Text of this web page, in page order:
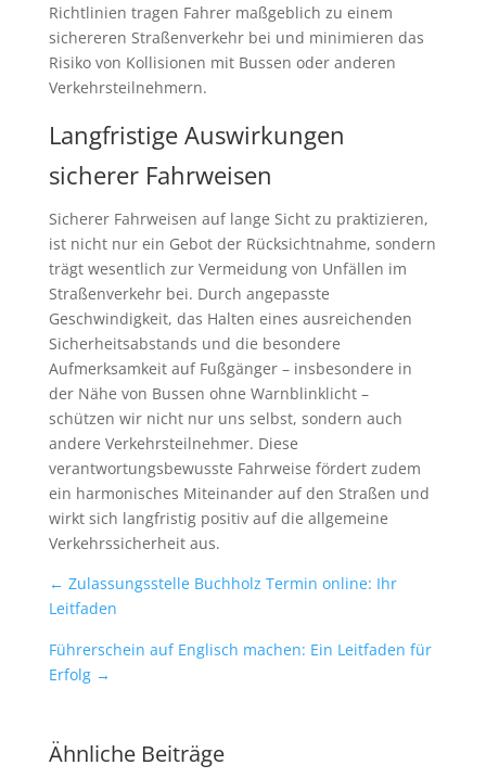
Richtlinien tragen Fahrer maßgeblich zu einem
sichereren Straßenverkehr bei und minimieren das
Risiko von Kollisionen mit Bussen oder anderen
Verkehrsteilnehmern.
Langfristige Auswirkungen
sicherer Fahrweisen
Sicherer Fahrweisen auf lange Sicht zu praktizieren,
ist nicht nur ein Gebot der Rücksichtnahme, sondern
trägt wesentlich zur Vermeidung von Unfällen im
Straßenverkehr bei. Durch angepasste
Geschwindigkeit, das Halten eines ausreichenden
Sicherheitsabstands und die besondere
Aufmerksamkeit auf Fußgänger – insbesondere in
der Nähe von Bussen ohne Warnblinklicht –
schützen wir nicht nur uns selbst, sondern auch
andere Verkehrsteilnehmer. Diese
verantwortungsbewusste Fahrweise fördert zudem
ein harmonisches Miteinander auf den Straßen und
wirkt sich langfristig positiv auf die allgemeine
Verkehrssicherheit aus.
← Zulassungsstelle Buchholz Termin online: Ihr
Leitfaden
Führerschein auf Englisch machen: Ein Leitfaden für
Erfolg→
Ähnliche Beiträge